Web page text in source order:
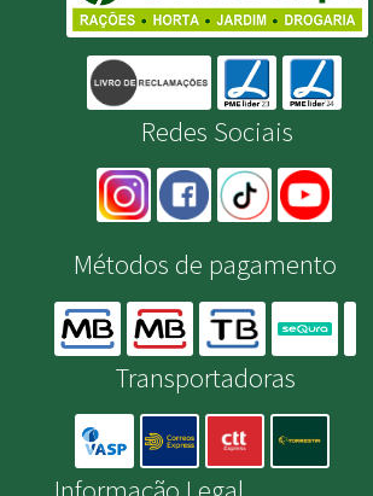
Redes Sociais
Métodos de pagamento
Transportadoras